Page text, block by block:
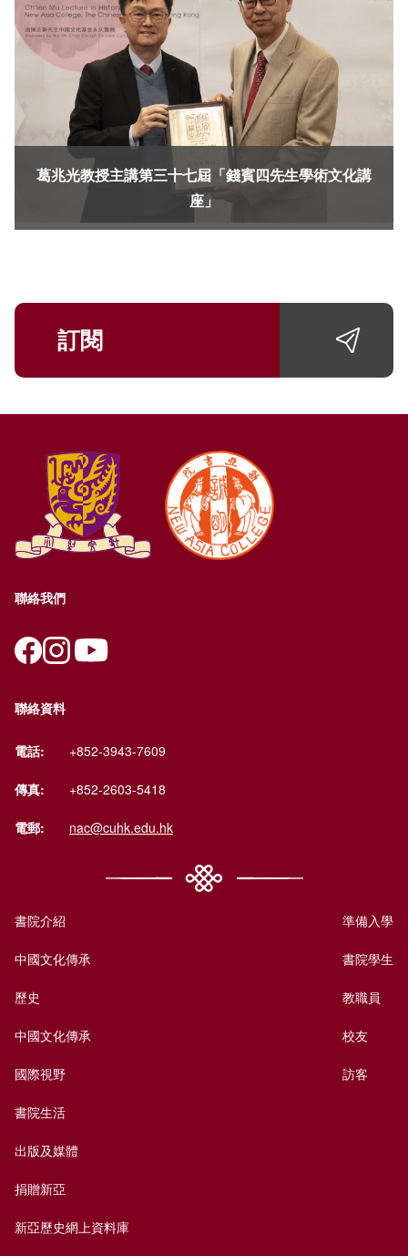
葛兆光教授主講第三十七屆「錢賓四先生學術文化講
座」
訂閱
聯絡我們
聯絡資料
電話: +852-3943-7609
傳真: +852-2603-5418
電郵: nac@cuhk.edu.hk
書院介紹
中國文化傳承
歷史
中國文化傳承
國際視野
書院生活
出版及媒體
捐贈新亞
新亞歷史網上資料庫
準備入學
書院學生
教職員
校友
訪客